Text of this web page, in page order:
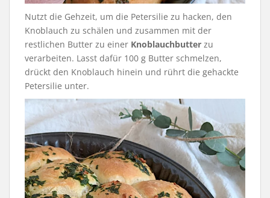
Nutzt die Gehzeit, um die Petersilie zu hacken, den
Knoblauch zu schälen und zusammen mit der
restlichen Butter zu einer Knoblauchbutter zu
verarbeiten. Lasst dafür 100 g Butter schmelzen,
drückt den Knoblauch hinein und rührt die gehackte
Petersilie unter.